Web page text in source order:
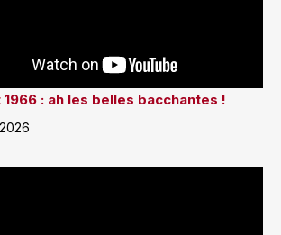
1966 : ah les belles bacchantes !